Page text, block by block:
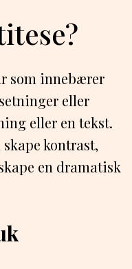
som innebærer
eller
eller en tekst.
kontrast,
en dramatisk